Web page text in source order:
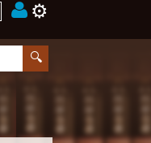
⚙️